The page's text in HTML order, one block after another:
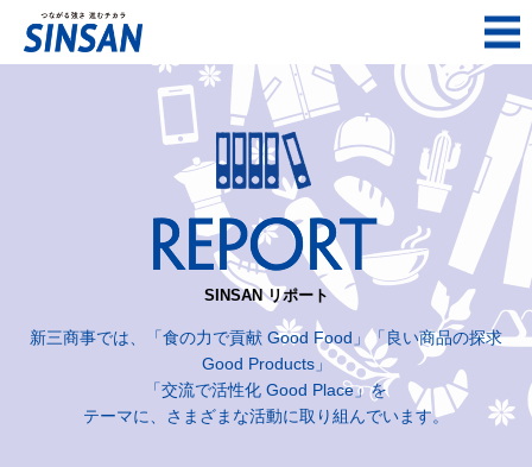
SINSAN リポート
新三商事では、「食の力で貢献 Good Food」「良い商品の探求
Good Products」
「交流で活性化 Good Place」を
テーマに、さまざまな活動に取り組んでいます。